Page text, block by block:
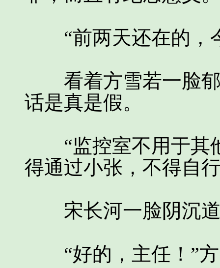
“前两天还在的，
看着方雪若一脸郁
话是真是假。
“监控室不用于其
得通过小张，不得自
宋长河一脸阴沉
“好的，主任！”方